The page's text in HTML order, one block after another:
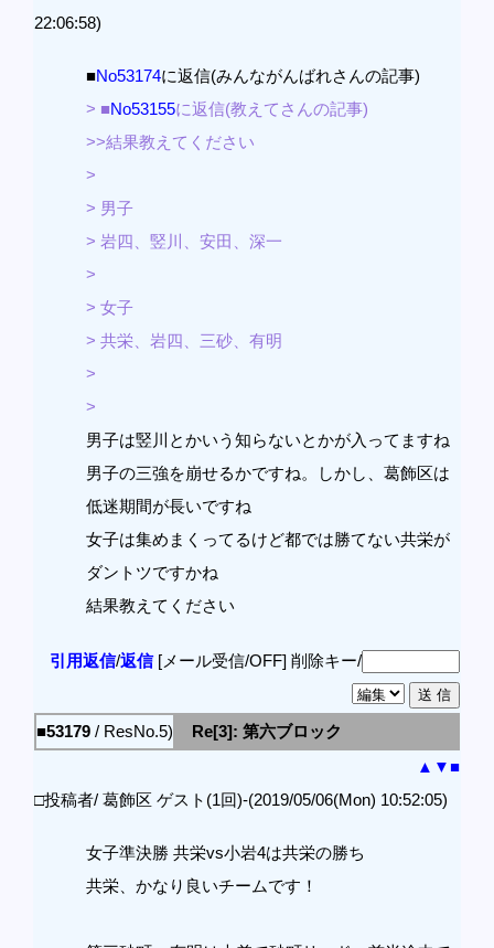
22:06:58)
■No53174に返信(みんながんばれさんの記事)
> ■No53155に返信(教えてさんの記事)
>>結果教えてください
>
> 男子
> 岩四、竪川、安田、深一
>
> 女子
> 共栄、岩四、三砂、有明
>
>
男子は竪川とかいう知らないとかが入ってますね
男子の三強を崩せるかですね。しかし、葛飾区は
低迷期間が長いですね
女子は集めまくってるけど都では勝てない共栄が
ダントツですかね
結果教えてください
引用返信/返信[メール受信/OFF] 削除キー/
■53179 / ResNo.5)
Re[3]: 第六ブロック
▲ ▼■
□投稿者/ 葛飾区 ゲスト(1回)-(2019/05/06(Mon) 10:52:05)
女子準決勝 共栄vs小岩4は共栄の勝ち
共栄、かなり良いチームです！